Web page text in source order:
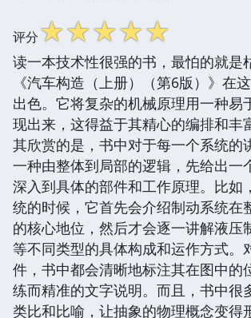
评分☆☆☆☆☆
读一本技术性很强的书，最怕的就是
《汽车构造（上册）（第6版）》在
出色。它将复杂的机械原理用一种易
现出来，这得益于其精心的编排和丰
其欣赏的是，书中对于每一个系统的
一种由整体到局部的逻辑，先给出一
深入到具体的部件和工作原理。比如
统的时候，它首先会介绍制动系统在
的核心地位，然后才会逐一讲解液压
等不同类型的具体构成和运作方式。
件，书中都会清晰地标注其在图中的
练而精准的文字说明。而且，书中很
类比和比喻，让抽象的物理概念变得